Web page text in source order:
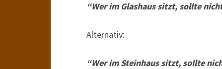
“Wer im Glashaus sitzt, sollte
Alternativ:
“Wer im Steinhaus sitzt, sollte